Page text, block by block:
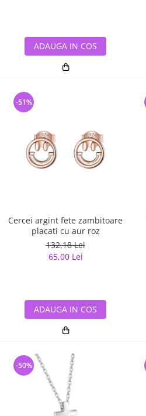
ADAUGA IN COS
Cercei argint fete zambitoare
placati cu aur roz
132,18 Lei
65,00 Lei
-51%
ADAUGA IN COS
-50%